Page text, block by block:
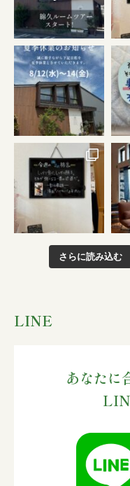
さらに読み込む
LINE
あなたに